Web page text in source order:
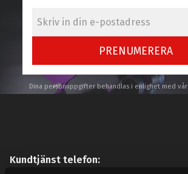
PRENUMERERA
Dina personuppgifter behandlas i enlighet med vår
Kundtjänst telefon: